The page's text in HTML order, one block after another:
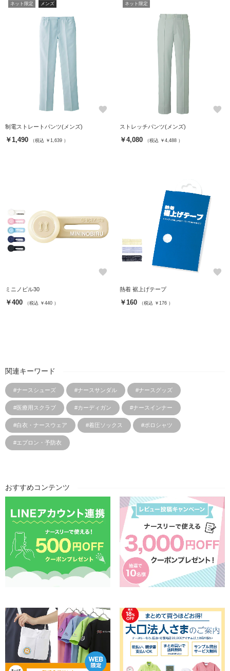
ネット限定 メンズ
favorite
制電ストレートパンツ(メンズ)
￥1,490 （税込 ￥1,639 ）
ネット限定
favorite
ストレッチパンツ(メンズ)
￥4,080 （税込 ￥4,488 ）
favorite
ミニノビル30
￥400 （税込 ￥440 ）
favorite
熱着 裾上げテープ
￥160 （税込 ￥176 ）
関連キーワード
#ナースシューズ #ナースサンダル #ナースグッズ
#医療用スクラブ #カーディガン #ナースインナー
#白衣・ナースウェア #着圧ソックス #ポロシャツ
#エプロン・予防衣
おすすめコンテンツ